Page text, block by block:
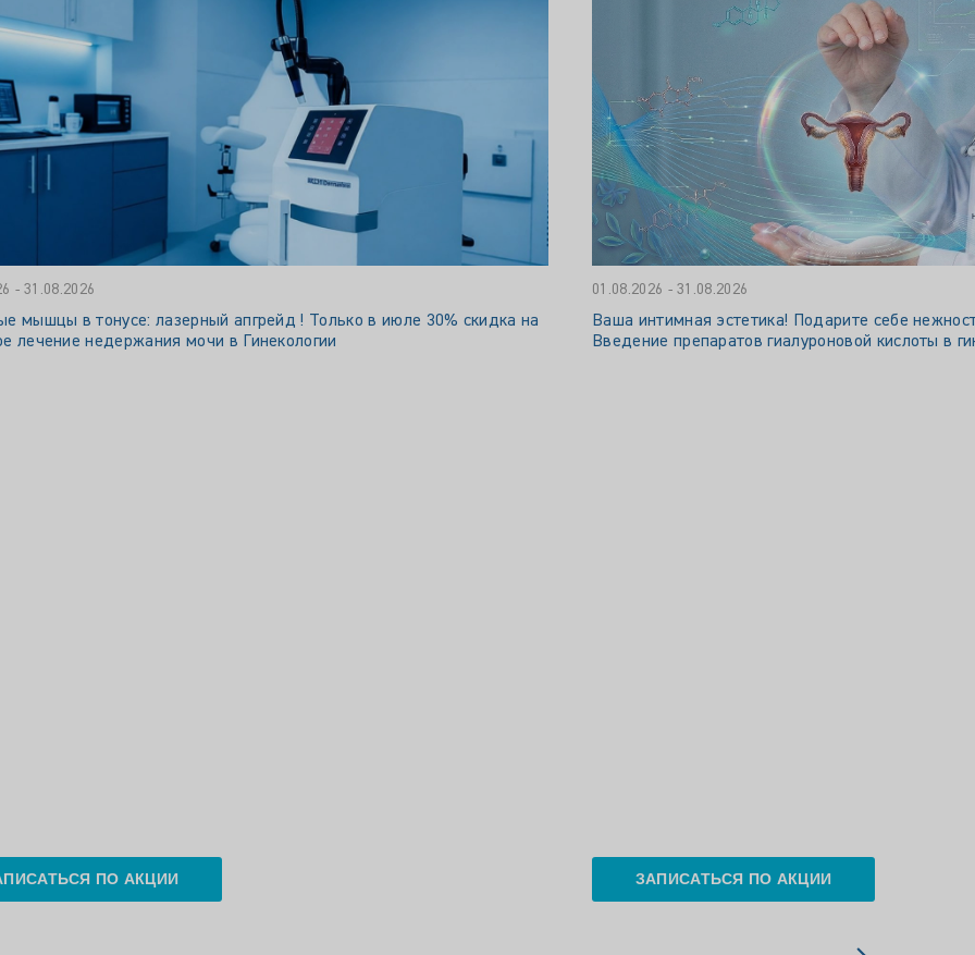
- 31.08.2026
мышцы в тонусе: лазерный апгрейд ! Только в июле 30% скидка на
лечение недержания мочи в Гинекологии
ПО АКЦИИ
01.08.2026 - 31.08.2026
Ваша интимная эстетика! Подарите себе
Введение препаратов гиалуроновой кислоты в
ЗАПИСАТЬСЯ ПО АКЦИИ